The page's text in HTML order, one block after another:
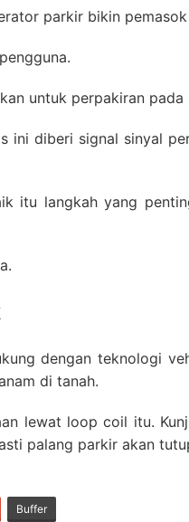
parkir bikin
untuk perpakiran
ini diberi signal sinyal
itu langkah yang
dengan teknologi
di tanah.
lewat loop coil itu.
palang parkir akan
Buffer